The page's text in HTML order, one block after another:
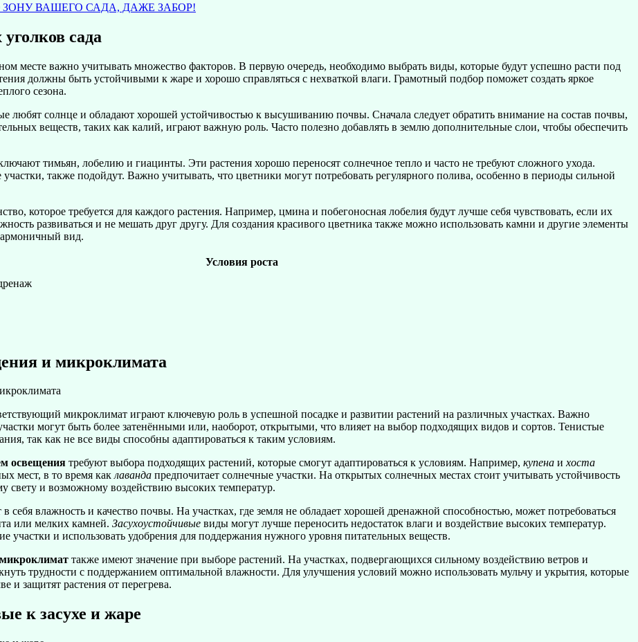
ВАШЕГО САДА, ДАЖЕ ЗАБОР!
сада
месте важно учитывать множество факторов. В первую очередь, необходимо выбрать виды, которые будут успешно расти под
должны быть устойчивыми к жаре и хорошо справляться с нехваткой влаги. Грамотный подбор поможет создать яркое
сезона.
любят солнце и обладают хорошей устойчивостью к высушиванию почвы. Сначала следует обратить внимание на состав почвы,
веществ, таких как калий, играют важную роль. Часто полезно добавлять в землю дополнительные слои, чтобы обеспечить
тимьян, лобелию и гиацинты. Эти растения хорошо переносят солнечное тепло и часто не требуют сложного ухода.
также подойдут. Важно учитывать, что цветники могут потребовать регулярного полива, особенно в периоды сильной
которое требуется для каждого растения. Например, цмина и побегоносная лобелия будут лучше себя чувствовать, если их
развиваться и не мешать друг другу. Для создания красивого цветника также можно использовать камни и другие элементы
вид.
Условия роста
и микроклимата
микроклимат играют ключевую роль в успешной посадке и развитии растений на различных участках. Важно
могут быть более затенёнными или, наоборот, открытыми, что влияет на выбор подходящих видов и сортов. Тенистые
так как не все виды способны адаптироваться к таким условиям.
освещения требуют выбора подходящих растений, которые смогут адаптироваться к условиям. Например, купена ихоста
мест, в то время каклаванда предпочитает солнечные участки. На открытых солнечных местах стоит учитывать устойчивость
свету и возможному воздействию высоких температур.
в себя влажность и качество почвы. На участках, где земля не обладает хорошей дренажной способностью, может потребоваться
или мелких камней. Засухоустойчивые виды могут лучше переносить недостаток влаги и воздействие высоких температур.
участки и использовать удобрения для поддержания нужного уровня питательных веществ.
также имеют значение при выборе растений. На участках, подвергающихся сильному воздействию ветров и
трудности с поддержанием оптимальной влажности. Для улучшения условий можно использовать мульчу и укрытия, которые
и защитят растения от перегрева.
к засухе и жаре